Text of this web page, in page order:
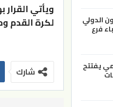
ويأتي
لكرة القدم
شارك
الدولي
فرع
يفتتح